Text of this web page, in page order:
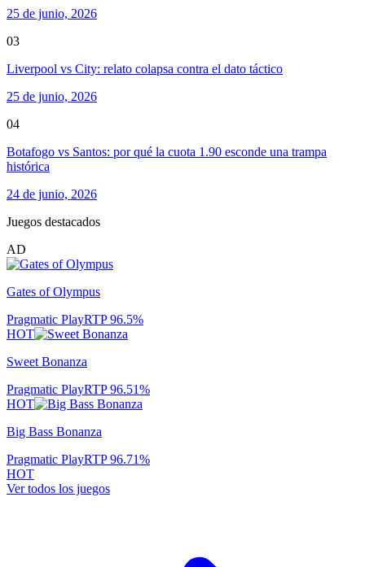
25 de junio, 2026
03
Liverpool vs City: relato colapsa contra el dato táctico
25 de junio, 2026
04
Botafogo vs Santos: por qué la cuota 1.90 esconde una trampa
histórica
24 de junio, 2026
Juegos destacados
AD
Gates of Olympus
Pragmatic PlayRTP96.5%
HOT
Sweet Bonanza
Pragmatic PlayRTP96.51%
HOT
Big Bass Bonanza
Pragmatic PlayRTP96.71%
HOT
Ver todos los juegos